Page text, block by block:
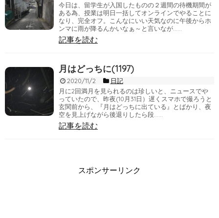
今日は、留学生が入国したものの２週間の待機期間が
ある為、授業は明日一括してオンラインでやることに
なり、完全オフ。こんなにいい天気なのに午後からホ
ンマに雨が降るんかいなぁ～と言いなが……
記事を読む
月はどっちに(1197)
2020/11/2
日記
月に2回満月を見られるのは珍しいと、ニュースでや
っていたので、昨夜(10月31日）遅くスマホで撮ろうと
玄関前から、『月はどっちに出ている』とばかり、夜
空を見上げながら後退りしたら段……
記事を読む
スポンサーリンク